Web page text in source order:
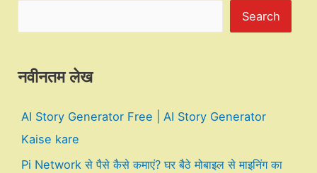
Search
नवीनतम लेख
AI Story Generator Free | AI Story Generator
Kaise kare
Pi Network से पैसे कैसे कमाएं? घर बैठे मोबाइल से माइनिंग का